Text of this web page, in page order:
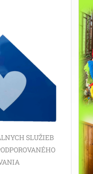
SLUŽIEB